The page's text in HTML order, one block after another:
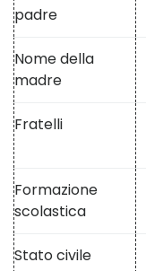
padre
Nome della
madre
Fratelli
Formazione
scolastica
Stato civile